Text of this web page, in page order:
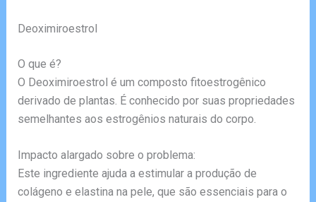
Deoximiroestrol
O que é?
O Deoximiroestrol é um composto fitoestrogênico
derivado de plantas. É conhecido por suas propriedades
semelhantes aos estrogênios naturais do corpo.
Impacto alargado sobre o problema:
Este ingrediente ajuda a estimular a produção de
colágeno e elastina na pele, que são essenciais para o